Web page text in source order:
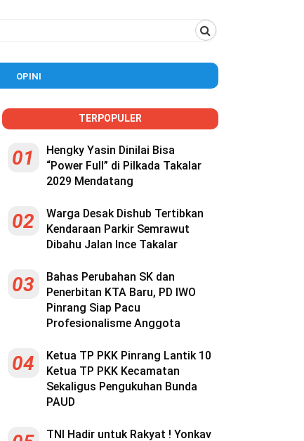
OPINI
TERPOPULER
01
Hengky Yasin Dinilai Bisa
“Power Full” di Pilkada Takalar
2029 Mendatang
02
Warga Desak Dishub Tertibkan
Kendaraan Parkir Semrawut
Dibahu Jalan Ince Takalar
03
Bahas Perubahan SK dan
Penerbitan KTA Baru, PD IWO
Pinrang Siap Pacu
Profesionalisme Anggota
04
Ketua TP PKK Pinrang Lantik 10
Ketua TP PKK Kecamatan
Sekaligus Pengukuhan Bunda
PAUD
TNI Hadir untuk Rakyat ! Yonkav